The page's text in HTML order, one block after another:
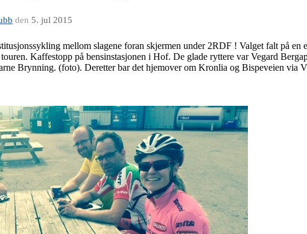
den 5. jul 2015
mellom slagene foran skjermen under 2RDF ! Valget falt på en
Kaffestopp på bensinstasjonen i Hof. De glade ryttere var Vegard
Brynning. (foto). Deretter bar det hjemover om Kronlia og Bispeveien via